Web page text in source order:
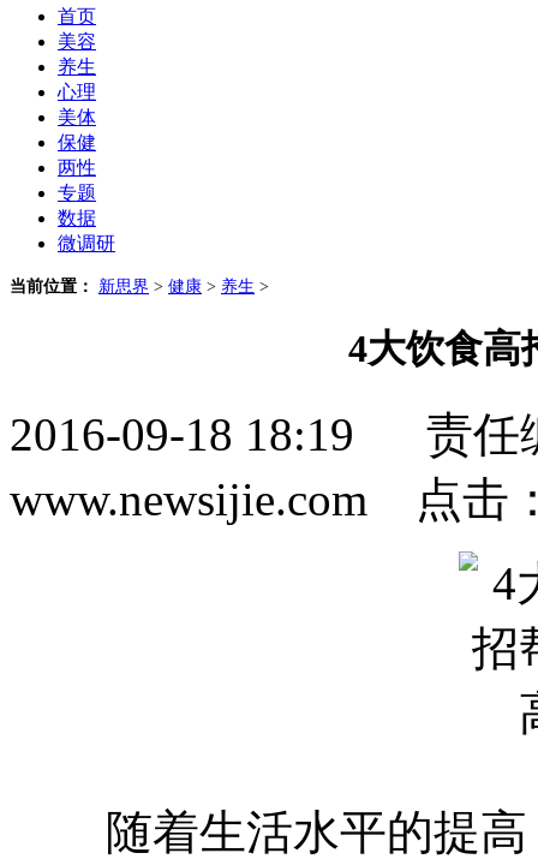
首页
美容
养生
心理
美体
保健
两性
专题
数据
微调研
当前位置： 新思界 > 健康 > 养生 >
4大饮食高
2016-09-18 18:19 责
www.newsijie.com 点击
随着生活水平的提高